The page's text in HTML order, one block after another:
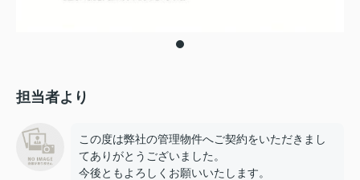
担当者より
この度は弊社の管理物件へご契約をいただきまし
てありがとうございました。
今後ともよろしくお願いいたします。